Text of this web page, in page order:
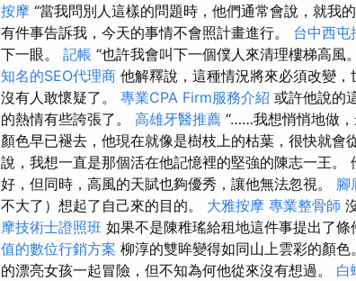
按摩 “當我問別人這樣的問題時，他們通常會說，就我
有件事告訴我，今天的事情不會照計畫進行。 台中西屯
下一眼。 記帳 “也許我會叫下一個僕人來清理樓梯高風
知名的SEO代理商 他解釋說，這種情況將來必須改變
沒有人敢懷疑了。 專業CPA Firm服務介紹 或許他說的
的熱情有些誇張了。 高雄牙醫推薦 “……我想悄悄地做，
顏色早已褪去，他現在就像是樹枝上的枯葉，很快就會
說，我想一直是那個活在他記憶裡的堅強的陳志一王。
好，但同時，高風的天賦也夠優秀，讓他無法忽視。 腳
不大了）想起了自己來的目的。 大雅按摩 專業整骨師
摩技術士證照班 如果不是陳稚瑤給租地這件事提出了條
值的數位行銷方案 柳淳的雙眸變得如同山上雲彩的顏
的漂亮女孩一起冒險，但不知為何他從來沒有想過。 白